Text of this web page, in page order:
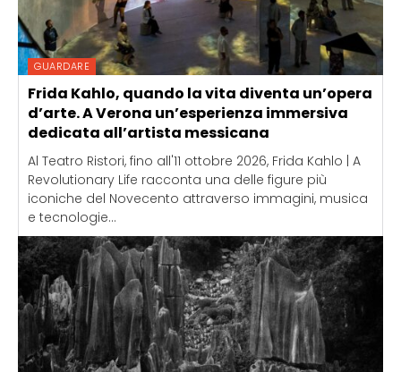
GUARDARE
Frida Kahlo, quando la vita diventa un’opera
d’arte. A Verona un’esperienza immersiva
dedicata all’artista messicana
Al Teatro Ristori, fino all'11 ottobre 2026, Frida Kahlo | A
Revolutionary Life racconta una delle figure più
iconiche del Novecento attraverso immagini, musica
e tecnologie...